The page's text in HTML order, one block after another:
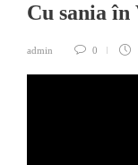
Cu sania în
admin 0